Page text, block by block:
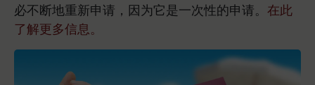
必不断地重新申请，因为它是一次性的申请。 在此
了解更多信息。